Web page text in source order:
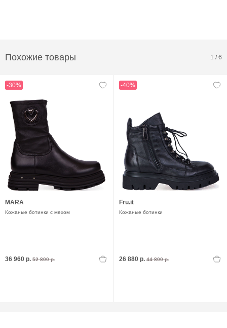
Похожие товары 1 /6
-30%
MARA
Кожаные ботинки с мехом
36 960 р. 52 800 р.
-40%
Fru.it
Кожаные ботинки
26 880 р. 44 800 р.